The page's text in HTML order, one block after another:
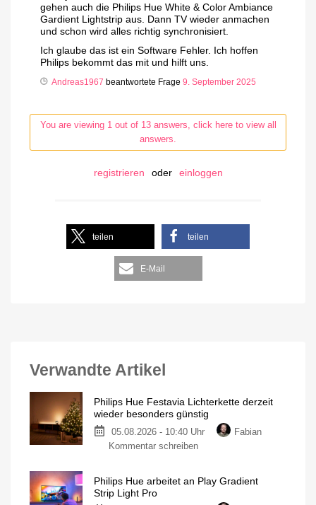
gehen auch die Philips Hue White & Color Ambiance
Gardient Lightstrip aus. Dann TV wieder anmachen
und schon wird alles richtig synchronisiert.
Ich glaube das ist ein Software Fehler. Ich hoffen
Philips bekommt das mit und hilft uns.
Andreas1967 beantwortete Frage 9. September 2025
You are viewing 1 out of 13 answers, click here to view all
answers.
registrieren oder einloggen
teilen teilen
E-Mail
Verwandte Artikel
Philips Hue Festavia Lichterkette derzeit
wieder besonders günstig
05.08.2026 - 10:40 Uhr
Fabian
Kommentar schreiben
Philips Hue arbeitet an Play Gradient
Strip Light Pro